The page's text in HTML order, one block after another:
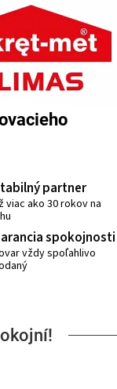
partner
viac ako 30 rokov na
spokojnosti
vždy spoľahlivo